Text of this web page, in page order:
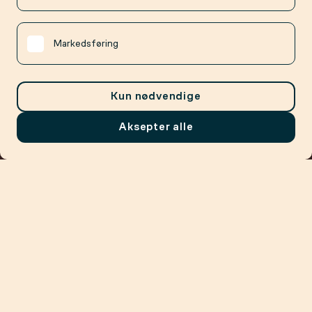
Meny
Markedsføring
Kun nødvendige
Aksepter alle